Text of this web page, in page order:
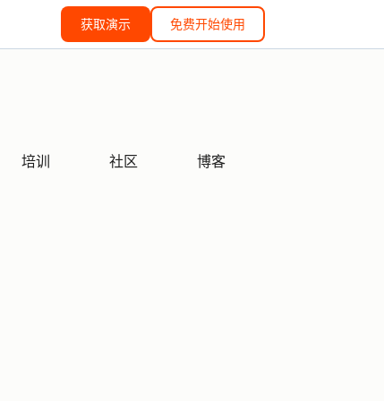
获取演示 免费开始使用
培训 社区 博客